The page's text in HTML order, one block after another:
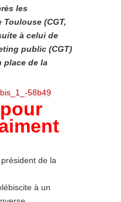
les
Toulouse (CGT,
à celui de
public (CGT)
place de la
de la
à un